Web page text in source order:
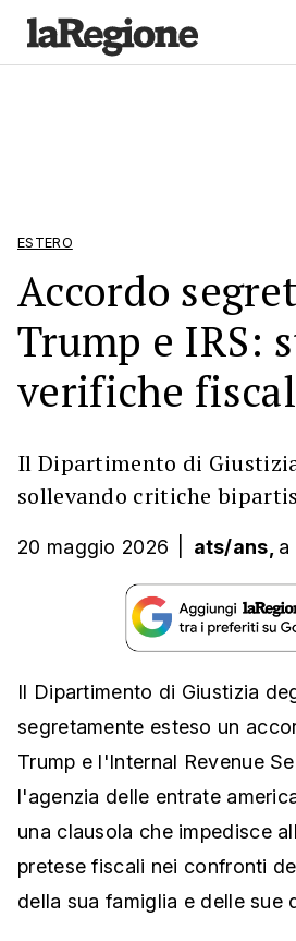
ESTERO
Accordo
Trump e IRS:
verifiche
Il Dipartimento di
sollevando critiche
20 maggio 2026 ats/ans, a
Il Dipartimento di Giustizia
segretamente esteso un
Trump e l'Internal Revenue
l'agenzia delle entrate
una clausola che impedisce
pretese fiscali nei confronti
della sua famiglia e delle sue